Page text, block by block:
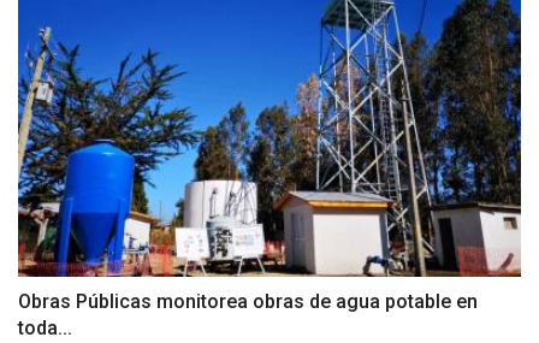
Obras Públicas monitorea obras de agua potable en
toda...